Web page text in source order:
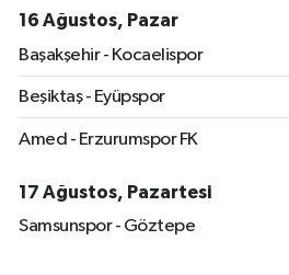
16 Ağustos, Pazar
Başakşehir - Kocaelispor
Beşiktaş - Eyüpspor
Amed - Erzurumspor FK
17 Ağustos, Pazartesi
Samsunspor - Göztepe